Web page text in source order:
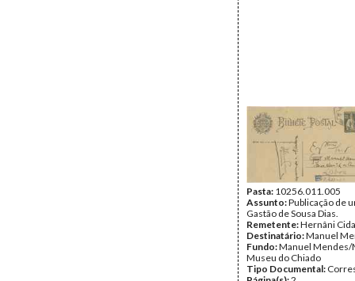
Pasta: 10256.011.005
Assunto:Publicação de
Gastão de Sousa Dias.
Remetente:Hernâni
Destinatário:Manuel
Fundo:Manuel Mendes/
Museu do Chiado
Tipo Documental: